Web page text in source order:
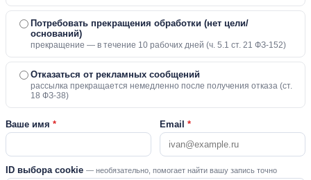
Потребовать прекращения обработки (нет цели/
оснований)
прекращение — в течение 10 рабочих дней (ч. 5.1 ст. 21 ФЗ-152)
Отказаться от рекламных сообщений
рассылка прекращается немедленно после получения отказа (ст.
18 ФЗ-38)
Ваше имя * Email *
ID выбора cookie — необязательно, помогает найти вашу запись точно